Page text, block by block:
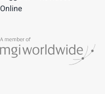
Online